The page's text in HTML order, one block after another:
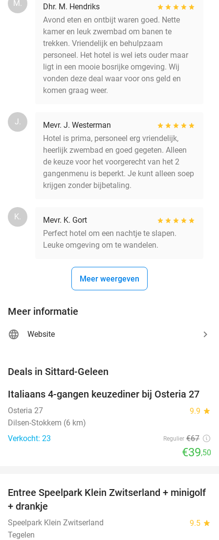
M.
Dhr. M. Hendriks
Avond eten en ontbijt waren goed. Nette
kamer en leuk zwembad om banen te
trekken. Vriendelijk en behulpzaam
personeel. Het hotel is wel iets ouder maar
ligt in een mooie bosrijke omgeving. Wij
vonden deze deal waar voor ons geld en
komen graag weer.
J.
Mevr. J. Westerman
Hotel is prima, personeel erg vriendelijk,
heerlijk zwembad en goed gegeten. Alleen
de keuze voor het voorgerecht van het 2
gangenmenu is beperkt. Je kunt alleen soep
krijgen zonder bijbetaling.
K.
Mevr. K. Gort
Perfect hotel om een nachtje te slapen.
Leuke omgeving om te wandelen.
Meer weergeven
Meer informatie
Website
Deals in Sittard-Geleen
41%
TODAY
Italiaans 4-gangen keuzediner bij Osteria 27
Osteria 27 9.9 star
Dilsen-Stokkem (6 km)
Verkocht: 23
Regulier €67
€39,50
38%
Entree Speelpark Klein Zwitserland + minigolf
+ drankje
Speelpark Klein Zwitserland 9.5 star
Tegelen